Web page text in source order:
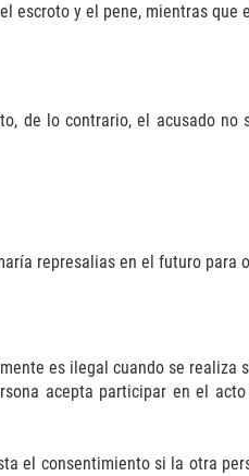
escroto y el pene, mientras que
de lo contrario, el acusado no
represalias en el futuro para
es ilegal cuando se realiza
acepta participar en el
el consentimiento si la otra